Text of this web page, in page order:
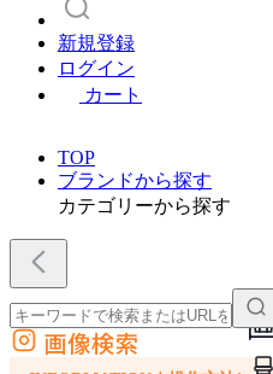
新規登録
ログイン
カート
TOP
ブランドから探す
カテゴリーから探す
外部サイトの商品をカートに追加
画像検索